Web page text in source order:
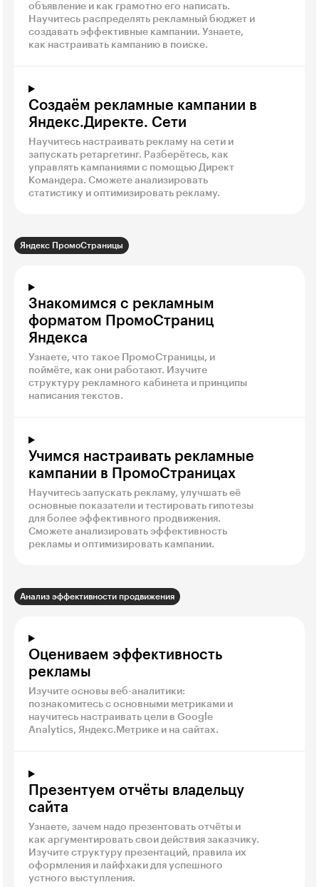
объявление и как грамотно его написать.
Научитесь распределять рекламный бюджет и
создавать эффективные кампании. Узнаете,
как настраивать кампанию в поиске.
Создаём рекламные кампании в
Яндекс.Директе. Сети
Научитесь настраивать рекламу на сети и
запускать ретаргетинг. Разберётесь, как
управлять кампаниями с помощью Директ
Командера. Сможете анализировать
статистику и оптимизировать рекламу.
Яндекс ПромоСтраницы
Знакомимся с рекламным
форматом ПромоСтраниц
Яндекса
Узнаете, что такое ПромоСтраницы, и
поймёте, как они работают. Изучите
структуру рекламного кабинета и принципы
написания текстов.
Учимся настраивать рекламные
кампании в ПромоСтраницах
Научитесь запускать рекламу, улучшать её
основные показатели и тестировать гипотезы
для более эффективного продвижения.
Сможете анализировать эффективность
рекламы и оптимизировать кампании.
Анализ эффективности продвижения
Оцениваем эффективность
рекламы
Изучите основы веб-аналитики:
познакомитесь с основными метриками и
научитесь настраивать цели в Google
Analytics, Яндекс.Метрике и на сайтах.
Презентуем отчёты владельцу
сайта
Узнаете, зачем надо презентовать отчёты и
как аргументировать свои действия заказчику.
Изучите структуру презентаций, правила их
оформления и лайфхаки для успешного
устного выступления.